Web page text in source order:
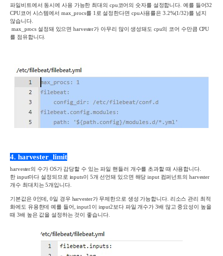
파일비트에서 동시에 사용 가능한 최대의 cpu코어의 숫자를 설정합니다 예를 들어32
CPU코어 시스템에서 max_procs를 1 로 설정한다면 cpu사용률은3.2%(1/32)를 넘지
않습니다.
max_procs설정돼 있으면harvester가 아무리 많이 생성돼도 cpu의 코어 수만큼CPU
를 점유합니다.
4. harvester_limit
harvester의 수가OS가 감당할 수 있는 파일 핸들러 개수를 초과할 때 사용합니다
한 input마다 설정되므로 inputs이 5개 선언돼 있으면 해당input 컴퍼넌트의 harvester
개수 최대치는5개입니다.
기본값은0인데 , 0일 경우 harvester가 무제한으로 생성 가능합니다. 리소스 관리 최적
화에도 유용한데 예를 들어 , input1 이 input2 보다 파일 개수가 3배 많고 중요성이 높을
때 3배 높은 값을 설정하는 것이 좋습니다.